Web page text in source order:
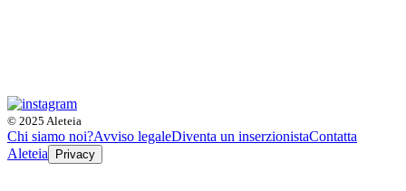
© 2025 Aleteia
Chi siamo noi?Avviso legaleDiventa un inserzionistaContatta
Aleteia
Privacy